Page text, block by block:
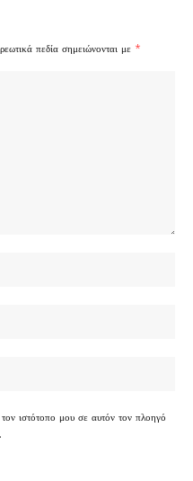
πεδία σημειώνονται με *
ιστότοπο μου σε αυτόν τον πλοηγό